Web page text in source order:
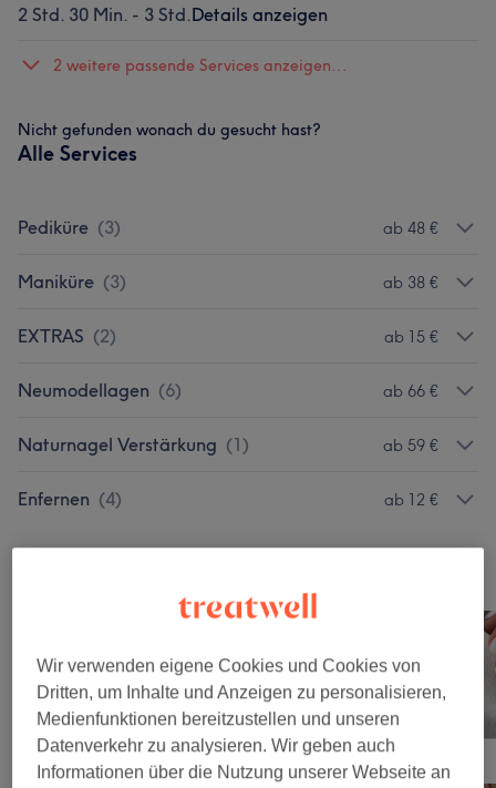
2 Std. 30 Min. - 3 Std.Details anzeigen
2 weitere passende Services anzeigen...
Nicht gefunden wonach du gesucht hast?
Alle Services
Pediküre (3) ab 48 €
Maniküre (3) ab 38 €
EXTRAS (2) ab 15 €
Neumodellagen (6) ab 66 €
Naturnagel Verstärkung (1) ab 59 €
Enfernen (4) ab 12 €
Bild anklicken für weitere Details
Wir verwenden eigene Cookies und Cookies von
Dritten, um Inhalte und Anzeigen zu personalisieren,
Medienfunktionen bereitzustellen und unseren
Datenverkehr zu analysieren. Wir geben auch
Informationen über die Nutzung unserer Webseite an